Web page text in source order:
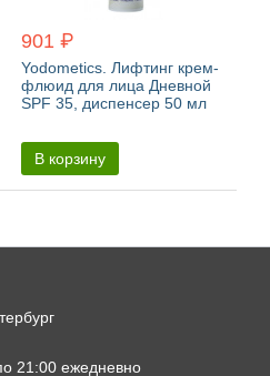
901 ₽
Yodometics. Лифтинг крем-
флюид для лица Дневной
SPF 35, диспенсер 50 мл
В корзину
21:00 ежедневно